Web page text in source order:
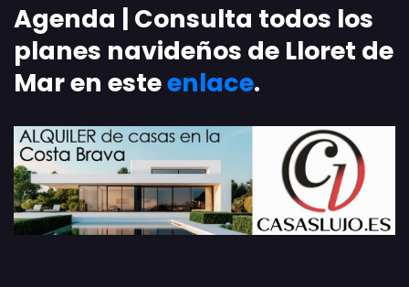
Agenda | Consulta todos los
planes navideños de Lloret de
Mar en esteenlace.